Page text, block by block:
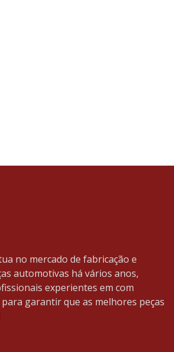
no mercado de fabricação e
automotivas há vários anos,
experientes em com
garantir que as melhores peças